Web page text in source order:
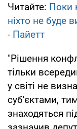
Читайте: Поки
ніхто не буде
- Пайетт
"Рішення
тільки
у світі не
суб'єктами,
знаходяться